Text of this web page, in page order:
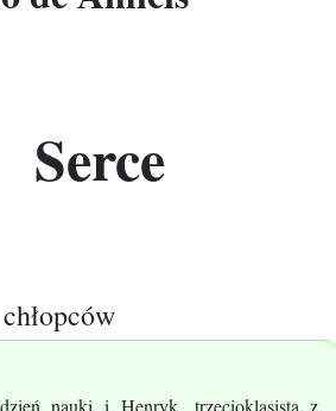
Serce
nauki i Henryk, trzecioklasista z